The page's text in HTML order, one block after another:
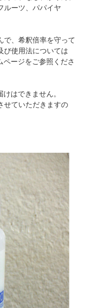
ルーツ、パパイヤ
で、希釈倍率を守って
び使用法については
ージをご参照くださ
はできません。
せていただきますの